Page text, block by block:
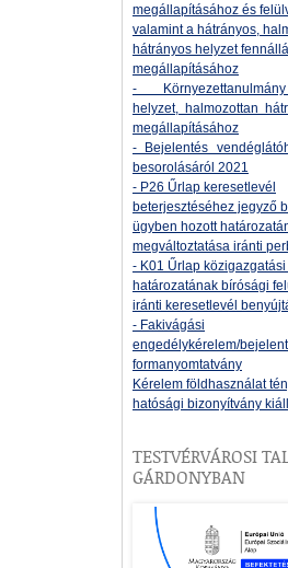
megállapításához és
valamint a hátrányos,
hátrányos helyzet
megállapításához
-
helyzet, halmozottan
megállapításához
- Bejelentés
besorolásáról 2021
- P26 Űrlap keresetlevél
beterjesztéséhez jegyző
ügyben hozott
megváltoztatása iránti
- K01 Űrlap közigazgatási
határozatának bírósági
iránti keresetlevél
- Fakivágási
engedélykérelem/
formanyomtatvány
Kérelem földhasználat
hatósági bizonyítvány
TESTVÉRVÁROSI
GÁRDONYBAN